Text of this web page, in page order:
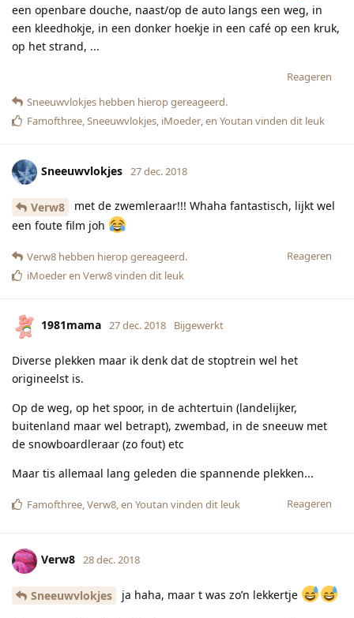
een openbare douche, naast/op de auto langs een weg, in
een kleedhokje, in een donker hoekje in een café op een kruk,
op het strand, ...
Reageren
Sneeuwvlokjes hebben hierop gereageerd.
Famofthree,Sneeuwvlokjes, iMoeder, en Youtan vinden dit leuk
Sneeuwvlokjes 27 dec. 2018
Verw8
met de zwemleraar!!! Whaha fantastisch, lijkt wel
een foute film joh
Reageren
Verw8 hebben hierop gereageerd.
iMoederen Verw8vinden dit leuk
1981mama 27 dec. 2018 Bijgewerkt
Diverse plekken maar ik denk dat de stoptrein wel het
origineelst is.
Op de weg, op het spoor, in de achtertuin (landelijker,
buitenland maar wel betrapt), zwembad, in de sneeuw met
de snowboardleraar (zo fout) etc
Maar tis allemaal lang geleden die spannende plekken...
Reageren
Famofthree Verw8 , en Youtan vinden dit leuk
Verw8 28 dec. 2018
Sneeuwvlokjes ja haha, maar t was zo’n lekkertje